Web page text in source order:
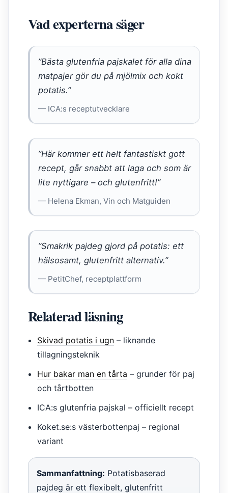
Vad experterna säger
”Bästa glutenfria pajskalet för alla dina
matpajer gör du på mjölmix och kokt
potatis.”
— ICA:s receptutvecklare
”Här kommer ett helt fantastiskt gott
recept, går snabbt att laga och som är
lite nyttigare – och glutenfritt!”
— Helena Ekman, Vin och Matguiden
”Smakrik pajdeg gjord på potatis: ett
hälsosamt, glutenfritt alternativ.”
— PetitChef, receptplattform
Relaterad läsning
Skivad potatis i ugn – liknande
tillagningsteknik
Hur bakar man en tårta – grunder för paj
och tårtbotten
ICA:s glutenfria pajskal – officiellt recept
Koket.se:s västerbottenpaj – regional
variant
Sammanfattning: Potatisbaserad
pajdeg är ett flexibelt, glutenfritt